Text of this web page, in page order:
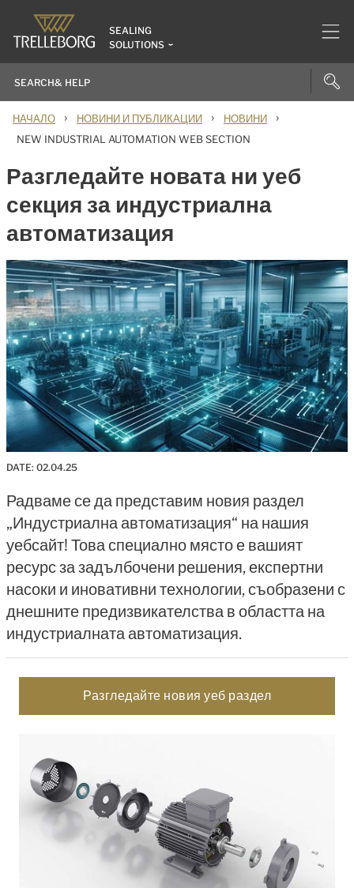
SEALING
SOLUTIONS
НАЧАЛО › НОВИНИ И ПУБЛИКАЦИИ › НОВИНИ ›
NEW INDUSTRIAL AUTOMATION WEB SECTION
Разгледайте новата ни уеб
секция за индустриална
автоматизация
DATE: 02.04.25
Радваме се да представим новия раздел
„Индустриална автоматизация“ на нашия
уебсайт! Това специално място е вашият
ресурс за задълбочени решения, експертни
насоки и иновативни технологии, съобразени с
днешните предизвикателства в областта на
индустриалната автоматизация.
Разгледайте новия уеб раздел